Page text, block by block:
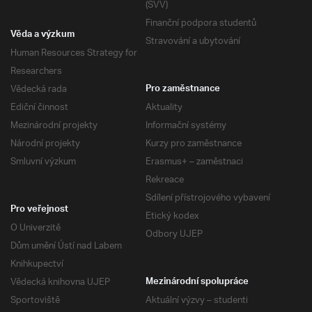
(SVV)
Finanční podpora studentů
Stravování a ubytování
Věda a výzkum
Human Resources Strategy for
Researchers
Vědecká rada
Ediční činnost
Mezinárodní projekty
Národní projekty
Smluvní výzkum
Pro zaměstnance
Aktuality
Informační systémy
Kurzy pro zaměstnance
Erasmus+ – zaměstnaci
Rekreace
Sdílení přístrojového vybavení
Etický kodex
Odbory UJEP
Pro veřejnost
O Univerzitě
Dům umění Ústí nad Labem
Knihkupectví
Vědecká knihovna UJEP
Sportoviště
Mezinárodní spolupráce
Aktuální výzvy – studenti